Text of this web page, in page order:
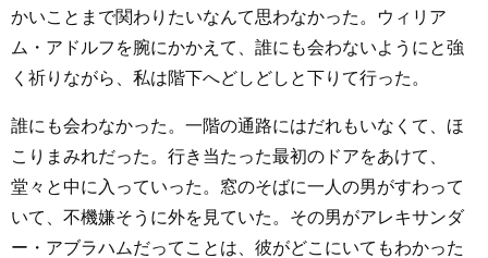
かいことまで関わりたいなんて思わなかった。ウィリア
ム・アドルフを腕にかかえて、誰にも会わないようにと強
く祈りながら、私は階下へどしどしと下りて行った。
誰にも会わなかった。一階の通路にはだれもいなくて、ほ
こりまみれだった。行き当たった最初のドアをあけて、
堂々と中に入っていった。窓のそばに一人の男がすわって
いて、不機嫌そうに外を見ていた。その男がアレキサンダ
ー・アブラハムだってことは、彼がどこにいてもわかった